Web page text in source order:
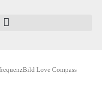
Love Compass